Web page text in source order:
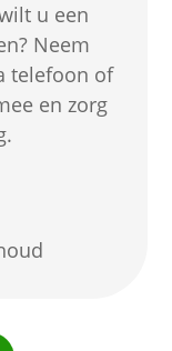
u een
Neem
telefoon of
en zorg